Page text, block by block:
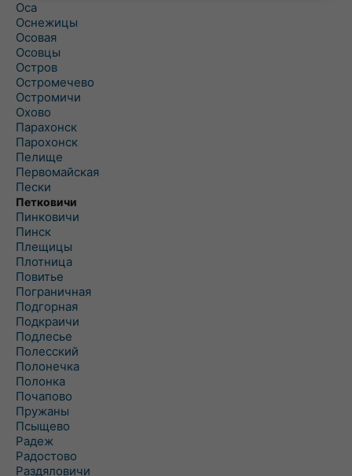
Оса
Оснежицы
Осовая
Осовцы
Остров
Остромечево
Остромичи
Охово
Парахонск
Парохонск
Пелище
Первомайская
Пески
Петковичи
Пинковичи
Пинск
Плещицы
Плотница
Повитье
Пограничная
Подгорная
Подкраичи
Подлесье
Полесский
Полонечка
Полонка
Почапово
Пружаны
Псыщево
Радеж
Радостово
Раздяловичи